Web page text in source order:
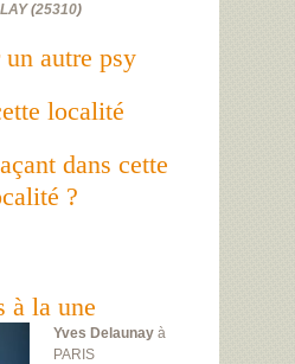
(25310)
autre psy
localité
dans cette
?
à la une
Yves Delaunay à
PARIS